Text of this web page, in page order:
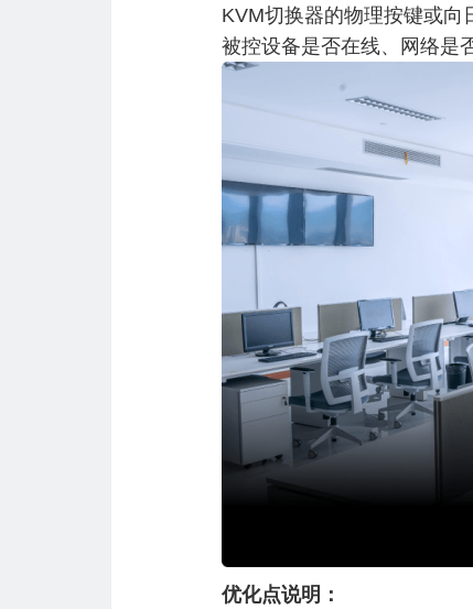
KVM切换器的物理按键或
被控设备是否在线、网络是
优化点说明：